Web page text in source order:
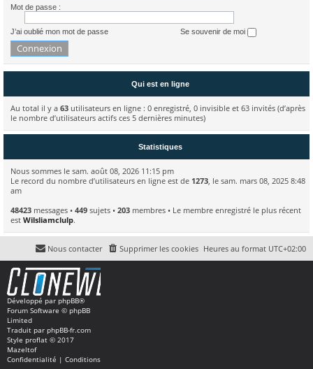
Mot de passe :
J’ai oublié mon mot de passe Se souvenir de moi
Qui est en ligne
Au total il y a 63 utilisateurs en ligne : 0 enregistré, 0 invisible et 63 invités (d’après
le nombre d’utilisateurs actifs ces 5 dernières minutes)
Statistiques
Nous sommes le sam. août 08, 2026 11:15 pm
Le record du nombre d’utilisateurs en ligne est de 1273 , le sam. mars 08, 2025 8:48
am
48423 messages • 449 sujets • 203 membres • Le membre enregistré le plus récent
est Wilsliamclulp.
Heures au format UTC+02:00
Supprimer les cookies
Nous contacter
Développé par phpBB®
Forum Software © phpBB
Limited
Traduit par phpBB-fr.com
Style proflat © 2017
Mazeltof
Confidentialité | Conditions